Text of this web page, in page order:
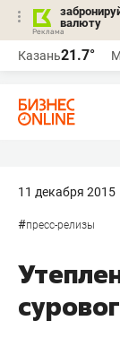
валюту
Казань21.7°
11 декабря 2015
#пресс-релизы